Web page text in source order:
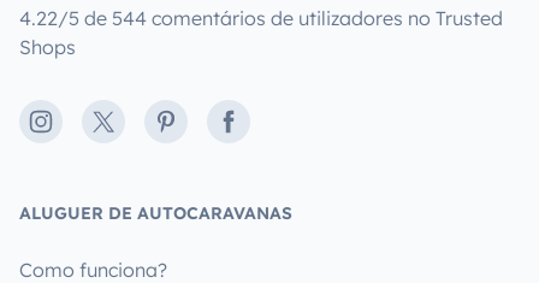
4.22/5 de 544 comentários de utilizadores no Trusted
Shops
Instagram
X PinterestFacebook
ALUGUER DE AUTOCARAVANAS
Como funciona?